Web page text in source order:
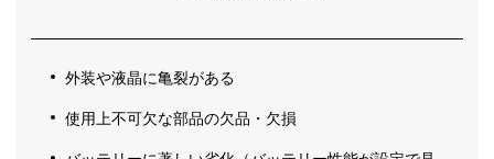
外装や液晶に亀裂がある
使用上不可欠な部品の欠品・欠損